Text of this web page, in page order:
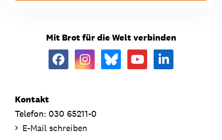
Mit Brot für die Welt verbinden
Kontakt
Telefon: 030 65211-0
E-Mail schreiben